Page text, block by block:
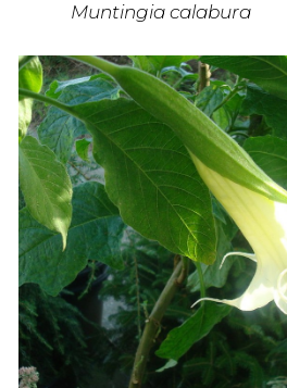
Muntingia calabura